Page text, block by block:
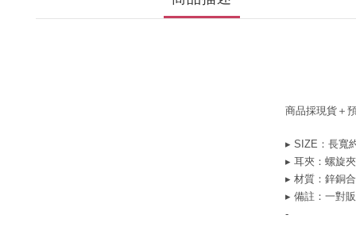
商品採現貨＋
▸ SIZE：長寬
▸ 耳夾：螺旋夾
▸ 材質： 鋅銅
▸ 備註：一對
-